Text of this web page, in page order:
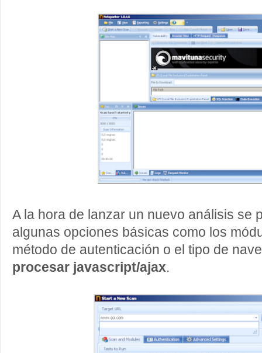
A la hora de lanzar un nuevo análisis se
algunas opciones básicas como los
método de autenticación o el tipo de
procesar javascript/ajax.